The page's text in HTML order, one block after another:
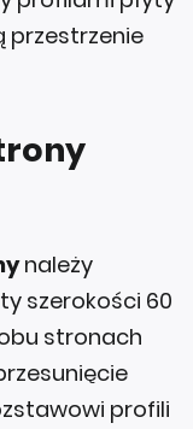
przestrzenie
należy
szerokości 60
stronach
profili